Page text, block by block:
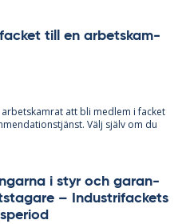
till en ar­bets­kam­
att bli med­lem i fac­ket
Välj själv om du
i styr och ga­ran­
– In­du­stri­fac­kets